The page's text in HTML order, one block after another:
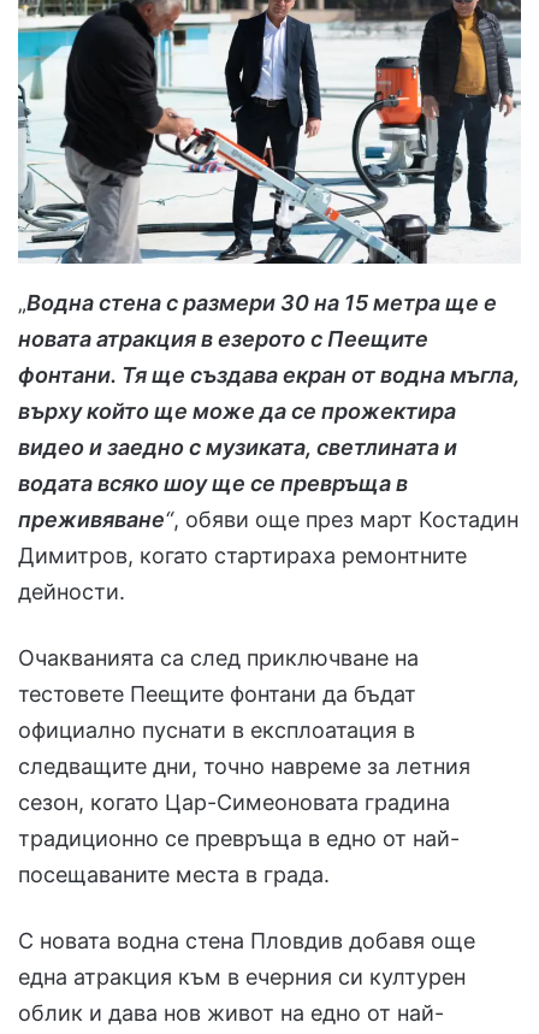
„Водна стена с размери 30 на 15 метра ще е
новата атракция в езерото с Пеещите
фонтани. Тя ще създава екран от водна мъгла,
върху който ще може да се прожектира
видео и заедно с музиката, светлината и
водата всяко шоу ще се превръща в
преживяване“, обяви още през март Костадин
Димитров, когато стартираха ремонтните
дейности.
Очакванията са след приключване на
тестовете Пеещите фонтани да бъдат
официално пуснати в експлоатация в
следващите дни, точно навреме за летния
сезон, когато Цар-Симеоновата градина
традиционно се превръща в едно от най-
посещаваните места в града.
С новата водна стена Пловдив добавя още
една атракция към в ечерния си културен
облик и дава нов живот на едно от най-